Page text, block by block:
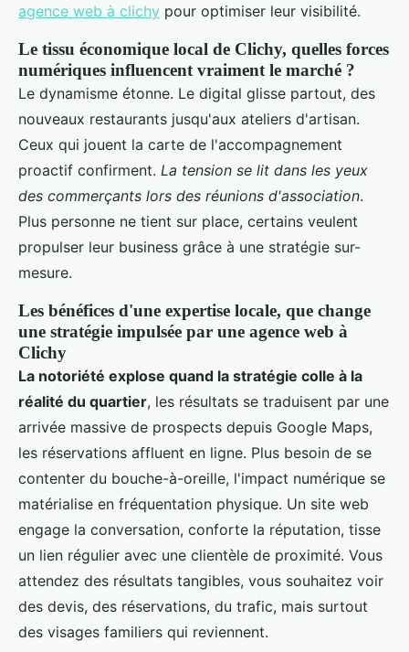
agence web à clichy pour optimiser leur visibilité.
Le tissu économique local de Clichy, quelles forces
numériques influencent vraiment le marché ?
Le dynamisme étonne. Le digital glisse partout, des
nouveaux restaurants jusqu'aux ateliers d'artisan.
Ceux qui jouent la carte de l'accompagnement
proactif confirment. La tension se lit dans les yeux
des commerçants lors des réunions d'association.
Plus personne ne tient sur place, certains veulent
propulser leur business grâce à une stratégie sur-
mesure.
Les bénéfices d'une expertise locale, que change
une stratégie impulsée par une agence web à
Clichy
La notoriété explose quand la stratégie colle à la
réalité du quartier, les résultats se traduisent par une
arrivée massive de prospects depuis Google Maps,
les réservations affluent en ligne. Plus besoin de se
contenter du bouche-à-oreille, l'impact numérique se
matérialise en fréquentation physique. Un site web
engage la conversation, conforte la réputation, tisse
un lien régulier avec une clientèle de proximité. Vous
attendez des résultats tangibles, vous souhaitez voir
des devis, des réservations, du trafic, mais surtout
des visages familiers qui reviennent.